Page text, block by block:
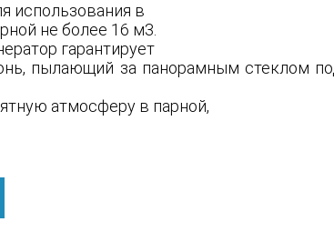
использования в
не более 16 м3.
гарантирует
пылающий за панорамным стеклом
атмосферу в парной,